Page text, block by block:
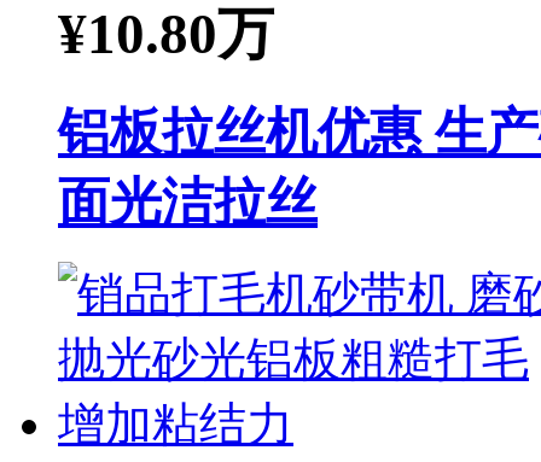
¥10.80万
铝板拉丝机优惠 生
面光洁拉丝